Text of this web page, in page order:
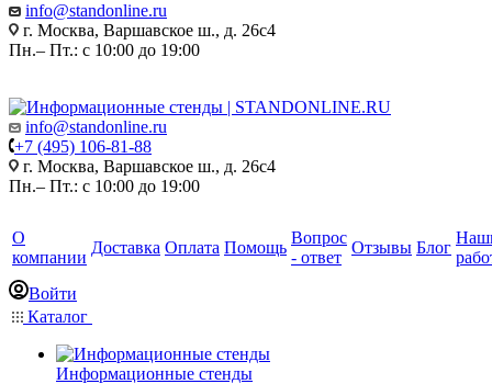
info@standonline.ru
г. Москва, Варшавское ш., д. 26с4
Пн.– Пт.: с 10:00 до 19:00
info@standonline.ru
+7 (495) 106-81-88
г. Москва, Варшавское ш., д. 26с4
Пн.– Пт.: с 10:00 до 19:00
О
компании
Доставка Оплата Помощь
Вопрос
- ответ
Отзывы Блог
Войти
Каталог
Информационные стенды